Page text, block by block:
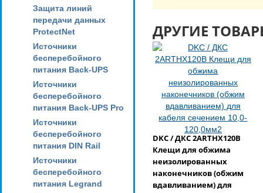
Защита линий
передачи данных
ProtectNet
Источники
бесперебойного
питания Back-UPS
Источники
бесперебойного
питания Back-UPS Pro
Источники
бесперебойного
питания DIN Rail
Источники
бесперебойного
питания Legrand
ДРУГИЕ
DKC / ДКС 2ARTHX120B
Клещи для обжима
неизолированных
наконечников (обжим
вдавливанием) для